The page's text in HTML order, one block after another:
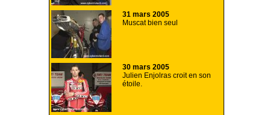
31 mars 2005
Muscat bien seul
30 mars 2005
Julien Enjolras croit en son
étoile.